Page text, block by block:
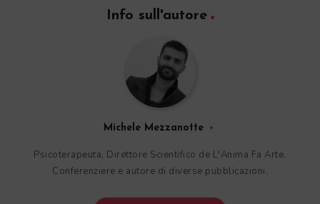
Info sull'autore
Michele Mezzanotte
Psicoterapeuta, Direttore Scientifico de L'Anima Fa Arte.
Conferenziere e autore di diverse pubblicazioni.